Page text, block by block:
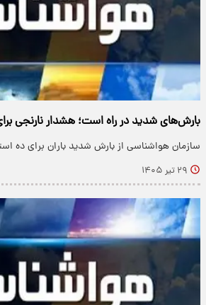
بارش‌های شدید در راه است؛ هشدار نارنجی برای ۱۰ استان
سازمان هواشناسی از بارش شدید باران برای ده
۲۹ تیر ۱۴۰۵